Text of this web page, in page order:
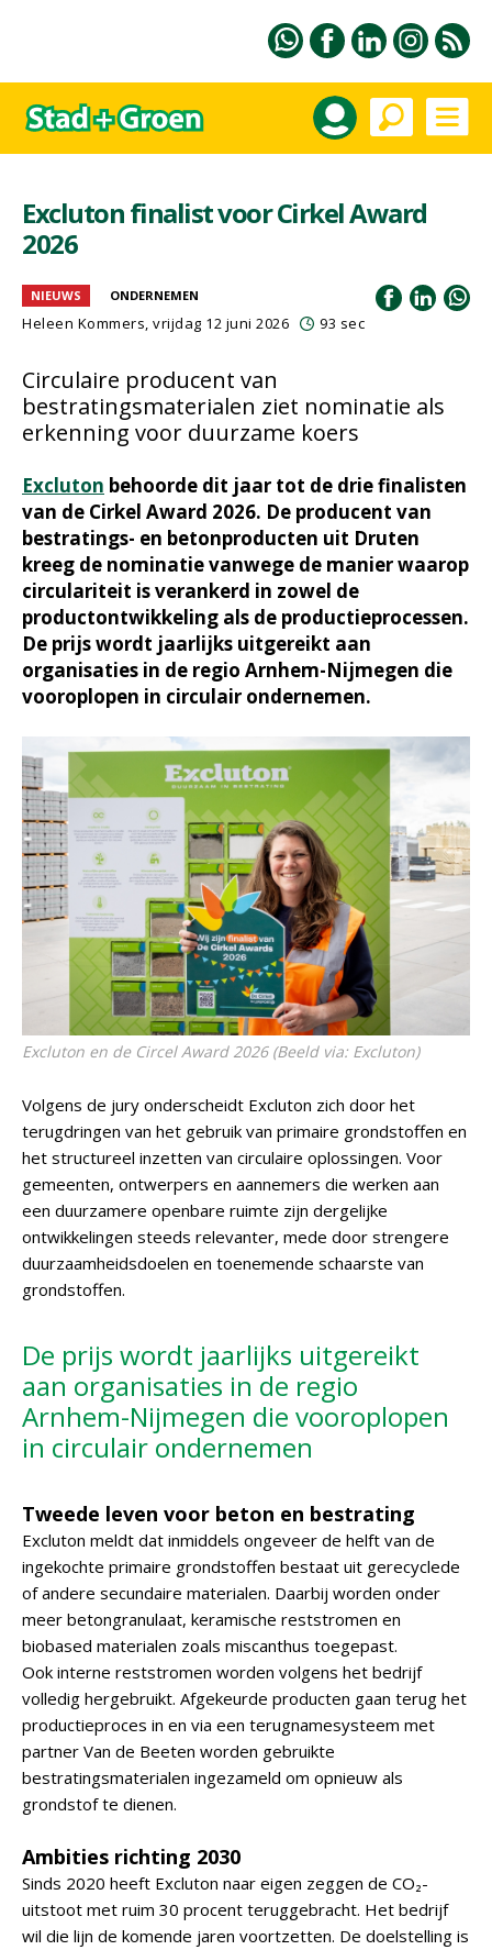
Excluton finalist voor Cirkel Award
2026
NIEUWS ONDERNEMEN
Heleen Kommers, vrijdag 12 juni 2026 93 sec
Circulaire producent van
bestratingsmaterialen ziet nominatie als
erkenning voor duurzame koers
Excluton behoorde dit jaar tot de drie finalisten
van de Cirkel Award 2026. De producent van
bestratings- en betonproducten uit Druten
kreeg de nominatie vanwege de manier waarop
circulariteit is verankerd in zowel de
productontwikkeling als de productieprocessen.
De prijs wordt jaarlijks uitgereikt aan
organisaties in de regio Arnhem-Nijmegen die
vooroplopen in circulair ondernemen.
Excluton en de Circel Award 2026 (Beeld via: Excluton)
Volgens de jury onderscheidt Excluton zich door het
terugdringen van het gebruik van primaire grondstoffen en
het structureel inzetten van circulaire oplossingen. Voor
gemeenten, ontwerpers en aannemers die werken aan
een duurzamere openbare ruimte zijn dergelijke
ontwikkelingen steeds relevanter, mede door strengere
duurzaamheidsdoelen en toenemende schaarste van
grondstoffen.
De prijs wordt jaarlijks uitgereikt
aan organisaties in de regio
Arnhem-Nijmegen die vooroplopen
in circulair ondernemen
Tweede leven voor beton en bestrating
Excluton meldt dat inmiddels ongeveer de helft van de
ingekochte primaire grondstoffen bestaat uit gerecyclede
of andere secundaire materialen. Daarbij worden onder
meer betongranulaat, keramische reststromen en
biobased materialen zoals miscanthus toegepast.
Ook interne reststromen worden volgens het bedrijf
volledig hergebruikt. Afgekeurde producten gaan terug het
productieproces in en via een terugnamesysteem met
partner Van de Beeten worden gebruikte
bestratingsmaterialen ingezameld om opnieuw als
grondstof te dienen.
Ambities richting 2030
Sinds 2020 heeft Excluton naar eigen zeggen de CO₂-
uitstoot met ruim 30 procent teruggebracht. Het bedrijf
wil die lijn de komende jaren voortzetten. De doelstelling is